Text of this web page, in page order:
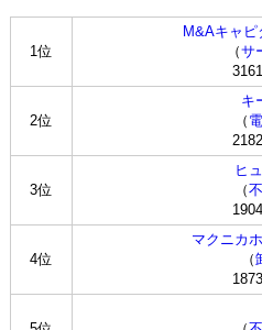
1位
M&Aキャ
（サ
2位
キ
（
3位
ヒ
（
4位
マクニカ
（